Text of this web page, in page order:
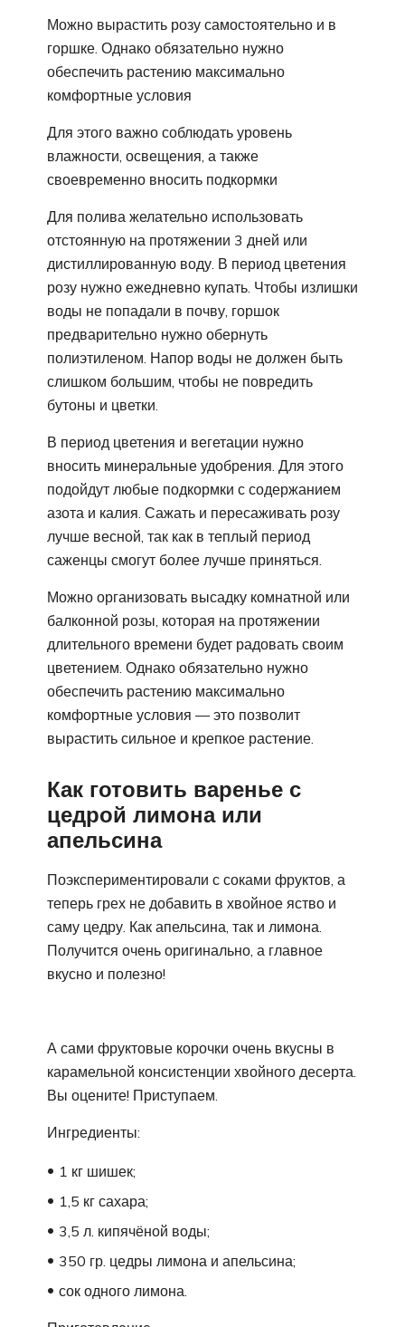
Можно вырастить розу самостоятельно и в
горшке. Однако обязательно нужно
обеспечить растению максимально
комфортные условия
Для этого важно соблюдать уровень
влажности, освещения, а также
своевременно вносить подкормки
Для полива желательно использовать
отстоянную на протяжении 3 дней или
дистиллированную воду. В период цветения
розу нужно ежедневно купать. Чтобы излишки
воды не попадали в почву, горшок
предварительно нужно обернуть
полиэтиленом. Напор воды не должен быть
слишком большим, чтобы не повредить
бутоны и цветки.
В период цветения и вегетации нужно
вносить минеральные удобрения. Для этого
подойдут любые подкормки с содержанием
азота и калия. Сажать и пересаживать розу
лучше весной, так как в теплый период
саженцы смогут более лучше приняться.
Можно организовать высадку комнатной или
балконной розы, которая на протяжении
длительного времени будет радовать своим
цветением. Однако обязательно нужно
обеспечить растению максимально
комфортные условия — это позволит
вырастить сильное и крепкое растение.
Как готовить варенье с
цедрой лимона или
апельсина
Поэкспериментировали с соками фруктов, а
теперь грех не добавить в хвойное яство и
саму цедру. Как апельсина, так и лимона.
Получится очень оригинально, а главное
вкусно и полезно!
А сами фруктовые корочки очень вкусны в
карамельной консистенции хвойного десерта.
Вы оцените! Приступаем.
Ингредиенты:
1 кг шишек;
1,5 кг сахара;
3,5 л. кипячёной воды;
350 гр. цедры лимона и апельсина;
сок одного лимона.